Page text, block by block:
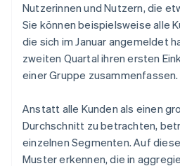
Nutzerinnen und Nutzern, die
Sie können beispielsweise alle
die sich im Januar angemeldet
zweiten Quartal ihren ersten
einer Gruppe zusammenfassen.
Anstatt alle Kunden als einen
Durchschnitt zu betrachten,
einzelnen Segmenten. Auf
Muster erkennen, die in